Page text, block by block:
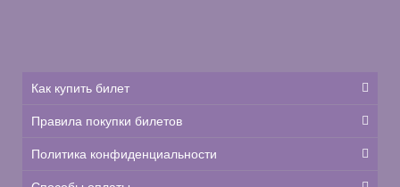
Как купить билет
Правила покупки билетов
Политика конфиденциальности